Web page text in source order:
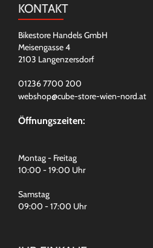
KONTAKT
Bikestore Handels GmbH
Meisengasse 4
2103 Langenzersdorf
01236 7700 200
webshop@cube-store-wien-nord.at
Öffnungszeiten:
Montag - Freitag
10:00 - 19:00 Uhr
Samstag
09:00 - 17:00 Uhr